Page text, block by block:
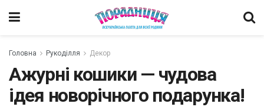
Головна Рукоділля Декор
Ажурні кошики — чудова
ідея новорічного подарунка!